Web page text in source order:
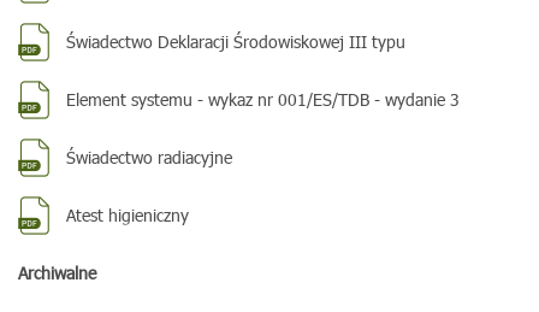
Świadectwo Deklaracji Środowiskowej III typu
Element systemu - wykaz nr 001/ES/TDB - wydanie 3
Świadectwo radiacyjne
Atest higieniczny
Archiwalne